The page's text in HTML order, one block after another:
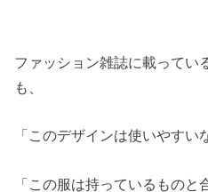
ファッション雑誌に載ってい
も、
「このデザインは使いやすい
「この服は持っているものと